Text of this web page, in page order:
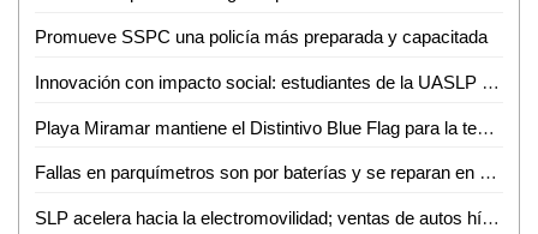
Promueve SSPC una policía más preparada y capacitada
Innovación con impacto social: estudiantes de la UASLP crean plataforma para digitalizar servicios
Playa Miramar mantiene el Distintivo Blue Flag para la temporada 2026-2027
Fallas en parquímetros son por baterías y se reparan en menos de una hora: Gabriel Castañeda
SLP acelera hacia la electromovilidad; ventas de autos híbridos y eléctricos crecen 59%